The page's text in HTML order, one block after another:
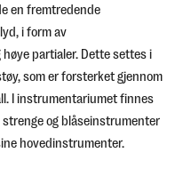
en fremtredende
i form av
partialer. Dette settes i
som er forsterket gjennom
I instrumentariumet finnes
og blåseinstrumenter
hovedinstrumenter.